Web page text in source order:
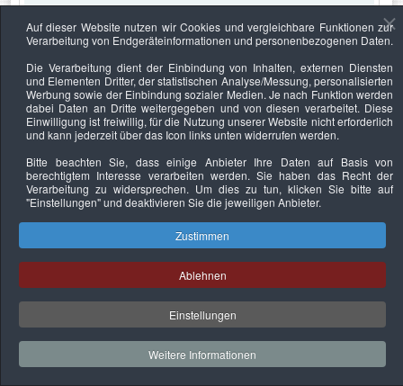
Keine Termine
Datenschutzerklärung Urheberrechtsnachweise Nachhaltigkeit
Copyright © 2026. Bundesverband Deutscher
Sachverständiger und Fachgutachter e.V..
Auf dieser Website nutzen wir Cookies und vergleichbare Funktionen zur
Verarbeitung von Endgeräteinformationen und personenbezogenen Daten.
Die Verarbeitung dient der Einbindung von Inhalten, externen Diensten
und Elementen Dritter, der statistischen Analyse/Messung, personalisierten
Werbung sowie der Einbindung sozialer Medien. Je nach Funktion werden
dabei Daten an Dritte weitergegeben und von diesen verarbeitet. Diese
Einwilligung ist freiwillig, für die Nutzung unserer Website nicht erforderlich
und kann jederzeit über das Icon links unten widerrufen werden.
Bitte beachten Sie, dass einige Anbieter Ihre Daten auf Basis von
berechtigtem Interesse verarbeiten werden. Sie haben das Recht der
Verarbeitung zu widersprechen. Um dies zu tun, klicken Sie bitte auf
"Einstellungen"und deaktivieren Sie die jeweiligen Anbieter.
Zustimmen
Ablehnen
Einstellungen
Weitere Informationen